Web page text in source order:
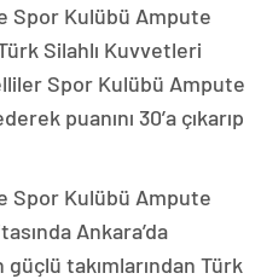
Spor Kulübü Ampute
Silahlı Kuvvetleri
Spor Kulübü Ampute
puanını 30’a çıkarıp
Spor Kulübü Ampute
Ankara’da
güçlü takımlarından Türk